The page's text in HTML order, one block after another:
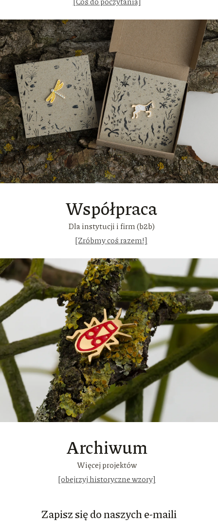
Współpraca
Dla instytucji i firm (b2b)
[Zróbmy coś razem!]
Archiwum
Więcej projektów
[obejrzyj historyczne wzory]
Zapisz się do naszych e-maili